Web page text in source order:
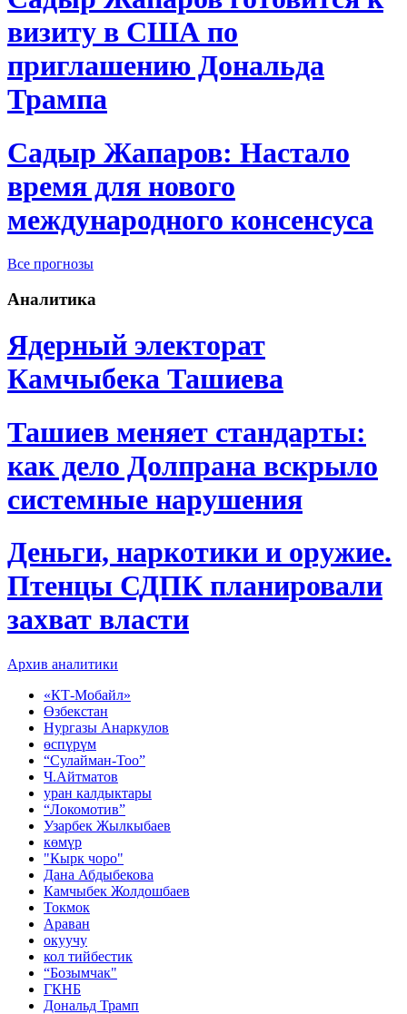
визиту в США по
приглашению Дональда
Трампа
Садыр Жапаров: Настало
время для нового
международного консенсуса
Все прогнозы
Аналитика
Ядерный электорат
Камчыбека Ташиева
Ташиев меняет стандарты:
как дело Долпрана вскрыло
системные нарушения
Деньги, наркотики и оружие.
Птенцы СДПК планировали
захват власти
Архив аналитики
«КТ-Мобайл»
Өзбекстан
Нургазы Анаркулов
өспүрүм
“Сулайман-Тоо”
Ч.Айтматов
уран калдыктары
“Локомотив”
Узарбек Жылкыбаев
көмүр
"Кырк чоро"
Дана Абдыбекова
Камчыбек Жолдошбаев
Токмок
Араван
окуучу
кол тийбестик
“Бозымчак"
ГКНБ
Дональд Трамп